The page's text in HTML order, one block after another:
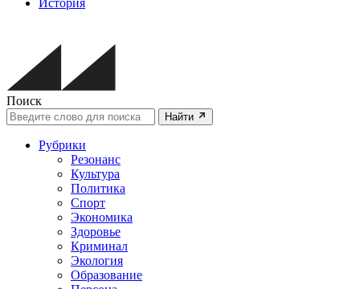
История
Поиск
Найти
Рубрики
Резонанс
Культура
Политика
Спорт
Экономика
Здоровье
Криминал
Экология
Образование